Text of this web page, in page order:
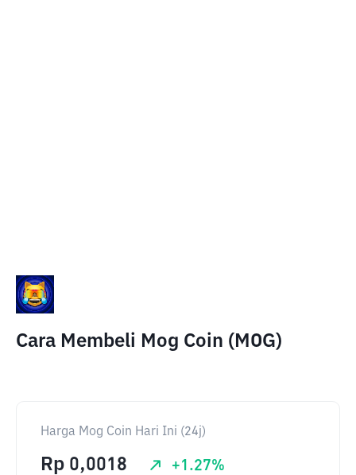
Cara Membeli Mog Coin (MOG)
Harga Mog Coin Hari Ini (24j)
Rp 0,0018 +1.27%